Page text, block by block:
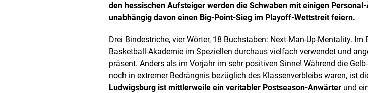
den hessischen Aufsteiger werden die Schwaben mit einigen
unabhängig davon einen Big-Point-Sieg im Playoff-Wettstreit feiern.
Drei Bindestriche, vier Wörter, 18 Buchstaben: Next-Man-Up-Mentality.
Basketball-Akademie im Speziellen durchaus vielfach verwendet und
präsent. Anders als im Vorjahr im sehr positiven Sinne! Während die
noch in extremer Bedrängnis bezüglich des Klassenverbleibs waren, ist
Ludwigsburg ist mittlerweile ein veritabler Postseason-Anwärter und